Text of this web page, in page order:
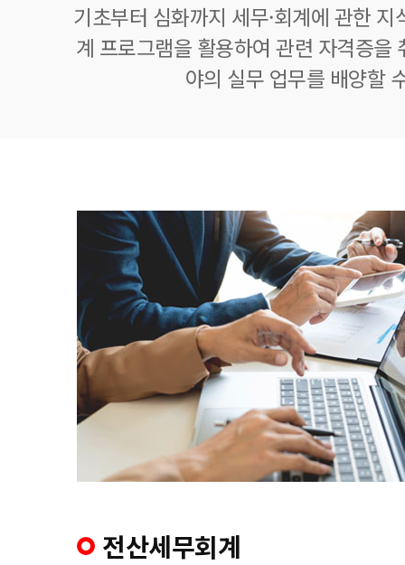
기초부터 심화까지 세무·회계에 관한
계 프로그램을 활용하여 관련 자격증을
야의 실무 업무를 배양할
전산세무회계